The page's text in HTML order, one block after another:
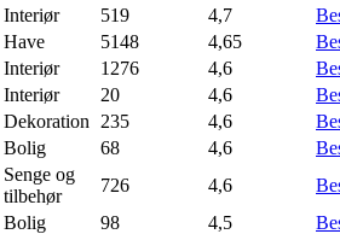
Interiør 519 4,7
Have 5148 4,65
Interiør 1276 4,6
Interiør 20 4,6
Dekoration 235 4,6
Bolig 68 4,6
Senge og
tilbehør
726 4,6
Bolig 98 4,5